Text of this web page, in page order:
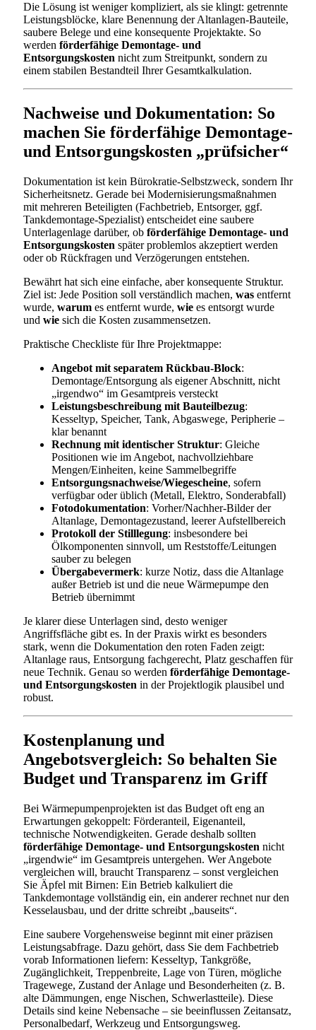
Die Lösung ist weniger kompliziert, als sie klingt: getrennte
Leistungsblöcke, klare Benennung der Altanlagen-Bauteile,
saubere Belege und eine konsequente Projektakte. So
werden förderfähige Demontage- und
Entsorgungskosten nicht zum Streitpunkt, sondern zu
einem stabilen Bestandteil Ihrer Gesamtkalkulation.
Nachweise und Dokumentation: So
machen Sie förderfähige Demontage-
und Entsorgungskosten „prüfsicher“
Dokumentation ist kein Bürokratie-Selbstzweck, sondern Ihr
Sicherheitsnetz. Gerade bei Modernisierungsmaßnahmen
mit mehreren Beteiligten (Fachbetrieb, Entsorger, ggf.
Tankdemontage-Spezialist) entscheidet eine saubere
Unterlagenlage darüber, ob förderfähige Demontage- und
Entsorgungskosten später problemlos akzeptiert werden
oder ob Rückfragen und Verzögerungen entstehen.
Bewährt hat sich eine einfache, aber konsequente Struktur.
Ziel ist: Jede Position soll verständlich machen, was entfernt
wurde, warum es entfernt wurde, wie es entsorgt wurde
und wie sich die Kosten zusammensetzen.
Praktische Checkliste für Ihre Projektmappe:
Angebot mit separatem Rückbau-Block:
Demontage/Entsorgung als eigener Abschnitt, nicht
„irgendwo“ im Gesamtpreis versteckt
Leistungsbeschreibung mit Bauteilbezug:
Kesseltyp, Speicher, Tank, Abgaswege, Peripherie –
klar benannt
Rechnung mit identischer Struktur: Gleiche
Positionen wie im Angebot, nachvollziehbare
Mengen/Einheiten, keine Sammelbegriffe
Entsorgungsnachweise/Wiegescheine, sofern
verfügbar oder üblich (Metall, Elektro, Sonderabfall)
Fotodokumentation: Vorher/Nachher-Bilder der
Altanlage, Demontagezustand, leerer Aufstellbereich
Protokoll der Stilllegung: insbesondere bei
Ölkomponenten sinnvoll, um Reststoffe/Leitungen
sauber zu belegen
Übergabevermerk: kurze Notiz, dass die Altanlage
außer Betrieb ist und die neue Wärmepumpe den
Betrieb übernimmt
Je klarer diese Unterlagen sind, desto weniger
Angriffsfläche gibt es. In der Praxis wirkt es besonders
stark, wenn die Dokumentation den roten Faden zeigt:
Altanlage raus, Entsorgung fachgerecht, Platz geschaffen für
neue Technik. Genau so werden förderfähige Demontage-
und Entsorgungskosten in der Projektlogik plausibel und
robust.
Kostenplanung und
Angebotsvergleich: So behalten Sie
Budget und Transparenz im Griff
Bei Wärmepumpenprojekten ist das Budget oft eng an
Erwartungen gekoppelt: Förderanteil, Eigenanteil,
technische Notwendigkeiten. Gerade deshalb sollten
förderfähige Demontage- und Entsorgungskosten nicht
„irgendwie“ im Gesamtpreis untergehen. Wer Angebote
vergleichen will, braucht Transparenz – sonst vergleichen
Sie Äpfel mit Birnen: Ein Betrieb kalkuliert die
Tankdemontage vollständig ein, ein anderer rechnet nur den
Kesselausbau, und der dritte schreibt „bauseits“.
Eine saubere Vorgehensweise beginnt mit einer präzisen
Leistungsabfrage. Dazu gehört, dass Sie dem Fachbetrieb
vorab Informationen liefern: Kesseltyp, Tankgröße,
Zugänglichkeit, Treppenbreite, Lage von Türen, mögliche
Tragewege, Zustand der Anlage und Besonderheiten (z. B.
alte Dämmungen, enge Nischen, Schwerlastteile). Diese
Details sind keine Nebensache – sie beeinflussen Zeitansatz,
Personalbedarf, Werkzeug und Entsorgungsweg.